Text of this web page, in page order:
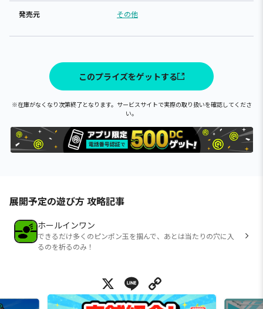
発売元 その他
このプライズをゲットする
※在庫がなくなり次第終了となります。サービスサイトで実際の取り扱いを確認してくださ
い。
展開予定の遊び方 攻略記事
ホールインワン
できるだけ多くのピンポン玉を掴んで、あとは当たりの穴に入
るのを祈るのみ！
X Line